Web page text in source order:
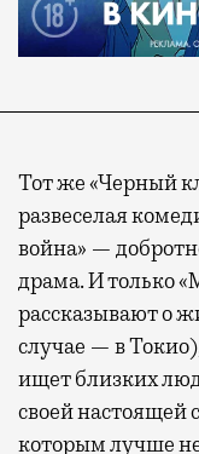
Тот же «Черный
развеселая
война» —
драма. И только
рассказывают о
случае — в
ищет близких
своей настоящей
которым лучше